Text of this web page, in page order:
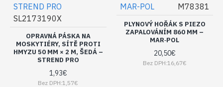
STREND PRO
SL2173190X
OPRAVNÁ PÁSKA NA
MOSKYTIÉRY, SÍTĚ PROTI
HMYZU 50 MM × 2 M, ŠEDÁ –
STREND PRO
1,93€
Bez DPH:1,57€
MAR-POL M78381
PLYNOVÝ HOŘÁK S PIEZO
ZAPALOVÁNÍM 860 MM –
MAR‑POL
20,50€
Bez DPH:16,67€